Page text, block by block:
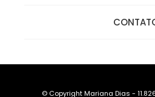
© Copyright Mariana Dias -